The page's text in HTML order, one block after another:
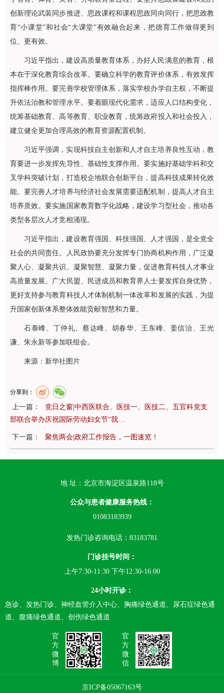
创新理论武装同步推进、思政课程和课程思政同向同行，把思政教
育“小课堂”和社会“大课堂”有效融合起来，把德育工作做得更到
位、更有效。
习近平指出，建设高质量教育体系，办好人民满意的教育，根
本在于深化教育综合改革。要确立科学的教育评价体系，有效发挥
指挥棒作用。要完善学校管理体系，落实学校办学自主权，不断提
升依法治教和管理水平。要着眼现代化需求，适应人口结构变化，
统筹基础教育、高等教育、职业教育，统筹政府投入和社会投入，
建立健全更加合理高效的教育资源配置机制。
习近平强调，实现科技自主创新和人才自主培养良性互动，教
育要进一步发挥先导性、基础性支撑作用。要实施好基础学科和交
叉学科突破计划，打造校企地联合创新平台，提高科技成果转化效
能。要完善人才培养与经济社会发展需要适配机制，提高人才自主
培养质效。要实施国家教育数字化战略，建设学习型社会，推动各
类型各层次人才竞相涌现。
习近平指出，建设教育强国、科技强国、人才强国，是全党全
社会的共同责任。人民政协要充分发挥专门协商机构作用，广泛凝
聚人心、凝聚共识、凝聚智慧、凝聚力量，促进教育科技人才事业
高质量发展。广大民盟、民进成员和教育界人士要发挥自身优势，
更好支持参与教育科技人才体制机制一体改革和发展的实践，为提
升国家创新体系整体效能贡献智慧和力量。
石泰峰、丁仲礼、蔡达峰、胡春华、王东峰、姜信治、王光
谦、朱永新等参加联组会。
来源：新华社图片
分享到：
上一篇：
党日之窗|中西医联合、医技一、医技二、五官科党支
部联合举办庆祝国际劳动妇女节“我…
下一篇： 聚焦两会|政府工作报告，一图速览！
地 址：北京市海淀区温泉路118号
公众与患者健康服务热线：
01083183939
发热门诊咨询电话：83183781
门诊挂号时间：
上午7:30-11:30 下午12:30-16:00
24小时开诊：
急诊、发热门诊、神经血管介入中心、胸痛绿色通道、尿石症绿色通
道、腹痛绿色通道、创伤绿色通道
官
方
微
博
官
方
微
信
京ICP备05067163号